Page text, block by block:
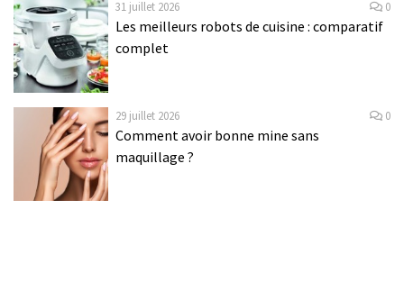
31 juillet 2026 0
Les meilleurs robots de cuisine : comparatif
complet
29 juillet 2026 0
Comment avoir bonne mine sans
maquillage ?